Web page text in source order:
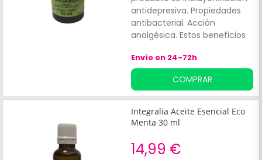
antidepresiva. Propiedades
antibacterial. Acción
analgésica. Estos beneficios
para el bienestar diario.
Envío en 24-72h
COMPRAR
Integralia Aceite Esencial Eco
Menta 30 ml
14,99 €